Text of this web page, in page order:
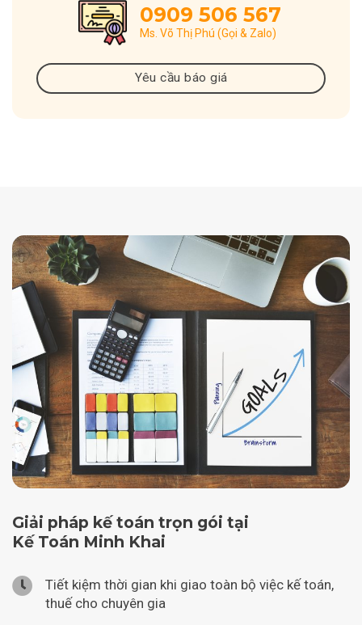
0909 506 567
Ms. Võ Thị Phú (Gọi & Zalo)
Yêu cầu báo giá
Giải pháp kế toán trọn gói tại
Kế Toán Minh Khai
Tiết kiệm thời gian khi giao toàn bộ việc kế toán,
thuế cho chuyên gia